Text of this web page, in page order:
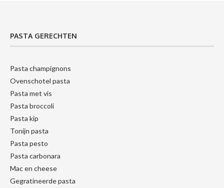
PASTA GERECHTEN
Pasta champignons
Ovenschotel pasta
Pasta met vis
Pasta broccoli
Pasta kip
Tonijn pasta
Pasta pesto
Pasta carbonara
Mac en cheese
Gegratineerde pasta